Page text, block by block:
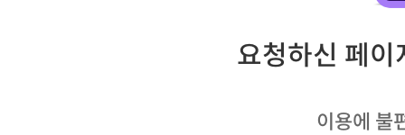
요청하신 페
이용에 불